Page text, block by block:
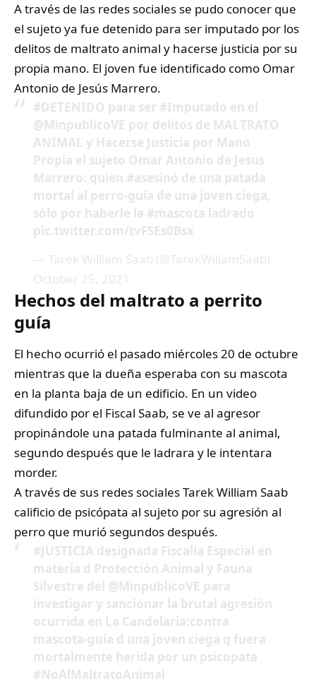
A través de las redes sociales se pudo conocer que
el sujeto ya fue detenido para ser imputado por los
delitos de maltrato animal y hacerse justicia por su
propia mano. El joven fue identificado como Omar
Antonio de Jesús Marrero.
#DETENIDO para ser #Imputado en el
@MinpublicoVE por delitos de MALTRATO
ANIMAL y Hacerse Justicia por Mano
Propia el sujeto Omar Antonio de Jesus
Marrero: quien #asesinó de una patada
mortal al perro-guía de una joven ciega,
sólo por haberle la #mascota ladrado
pic.twitter.com/tvFSEs0Bsx
— Tarek William Saab (@TarekWiliamSaab)
October 25, 2021
Hechos del maltrato a perrito
guía
El hecho ocurrió el pasado miércoles 20 de octubre
mientras que la dueña esperaba con su mascota
en la planta baja de un edificio. En un video
difundido por el Fiscal Saab, se ve al agresor
propinándole una patada fulminante al animal,
segundo después que le ladrara y le intentara
morder.
A través de sus redes sociales Tarek William Saab
calificio de psicópata al sujeto por su agresión al
perro que murió segundos después.
#JUSTICIA designada Fiscalía Especial en
materia d Protección Animal y Fauna
Silvestre del @MinpublicoVE para
investigar y sancionar la brutal agresión
ocurrida en La Candelaria:contra
mascota-guía d una joven ciega q fuera
mortalmente herida por un psicopata
#NoAlMaltratoAnimal